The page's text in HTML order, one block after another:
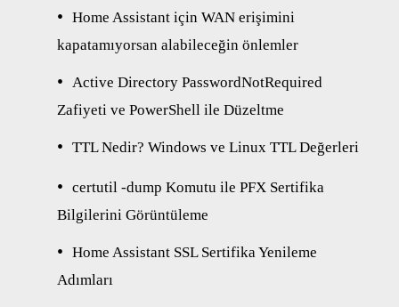
Home Assistant için WAN erişimini
kapatamıyorsan alabileceğin önlemler
Active Directory PasswordNotRequired
Zafiyeti ve PowerShell ile Düzeltme
TTL Nedir? Windows ve Linux TTL Değerleri
certutil -dump Komutu ile PFX Sertifika
Bilgilerini Görüntüleme
Home Assistant SSL Sertifika Yenileme
Adımları